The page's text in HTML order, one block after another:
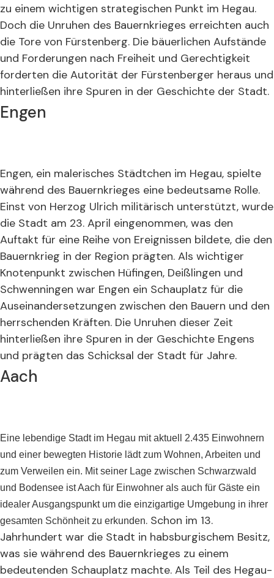
zu einem wichtigen strategischen Punkt im Hegau.
Doch die Unruhen des Bauernkrieges erreichten auch
die Tore von Fürstenberg. Die bäuerlichen Aufstände
und Forderungen nach Freiheit und Gerechtigkeit
forderten die Autorität der Fürstenberger heraus und
hinterließen ihre Spuren in der Geschichte der Stadt.
Engen
Engen, ein malerisches Städtchen im Hegau, spielte
während des Bauernkrieges eine bedeutsame Rolle.
Einst von Herzog Ulrich militärisch unterstützt, wurde
die Stadt am 23. April eingenommen, was den
Auftakt für eine Reihe von Ereignissen bildete, die den
Bauernkrieg in der Region prägten. Als wichtiger
Knotenpunkt zwischen Hüfingen, Deißlingen und
Schwenningen war Engen ein Schauplatz für die
Auseinandersetzungen zwischen den Bauern und den
herrschenden Kräften. Die Unruhen dieser Zeit
hinterließen ihre Spuren in der Geschichte Engens
und prägten das Schicksal der Stadt für Jahre.
Aach
Eine lebendige Stadt im Hegau mit aktuell 2.435 Einwohnern
und einer bewegten Historie lädt zum Wohnen, Arbeiten und
zum Verweilen ein. Mit seiner Lage zwischen Schwarzwald
und Bodensee ist Aach für Einwohner als auch für Gäste ein
idealer Ausgangspunkt um die einzigartige Umgebung in ihrer
gesamten Schönheit zu erkunden. Schon im 13.
Jahrhundert war die Stadt in habsburgischem Besitz,
was sie während des Bauernkrieges zu einem
bedeutenden Schauplatz machte. Als Teil des Hegau-